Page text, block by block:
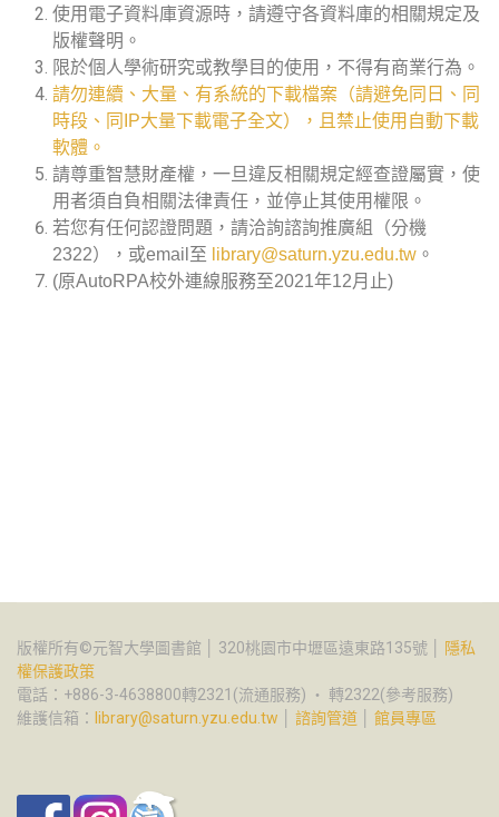
使用電子資料庫資源時，請遵守各資料庫的相關規定及
版權聲明。
限於個人學術研究或教學目的使用，不得有商業行為。
請勿連續、大量、有系統的下載檔案（請避免同日、同
時段、同IP大量下載電子全文），且禁止使用自動下載
軟體。
請尊重智慧財產權，一旦違反相關規定經查證屬實，使
用者須自負相關法律責任，並停止其使用權限。
若您有任何認證問題，請洽詢諮詢推廣組（分機
2322），或email至 library@saturn.yzu.edu.tw 。
(原AutoRPA校外連線服務至2021年12月止)
版權所有©元智大學圖書館 │ 320桃園市中壢區遠東路135號 │
隱私
權保護政策
電話：+886-3-4638800轉2321(流通服務) ‧ 轉2322(參考服務)
維護信箱： library@saturn.yzu.edu.tw 諮詢管道 館員專區